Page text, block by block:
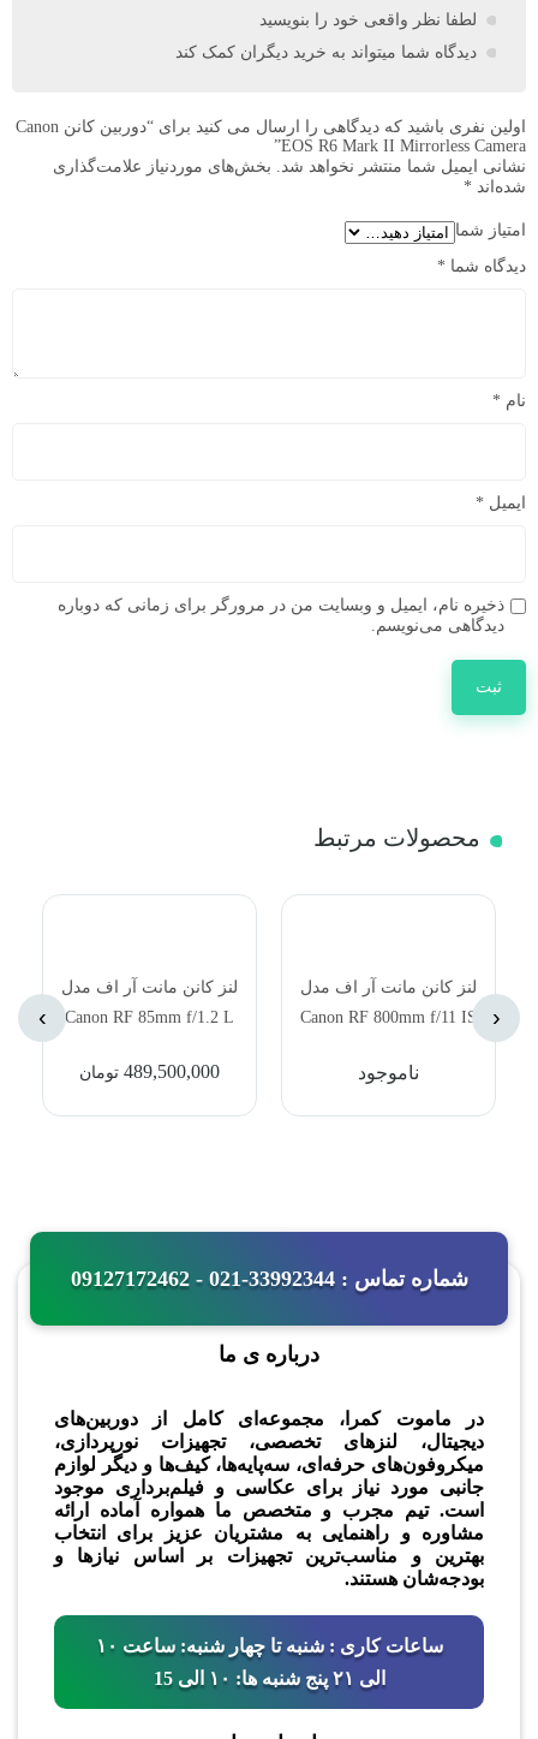
لطفا نظر واقعی خود را بنویسید
دیدگاه شما میتواند به خرید دیگران کمک کند
اولین نفری باشید که دیدگاهی را ارسال می کنید برای “دوربین کانن Canon
EOS R6 Mark II Mirrorless Camera”
نشانی ایمیل شما منتشر نخواهد شد. بخش‌های موردنیاز علامت‌گذاری
شده‌اند *
امتیاز شما
دیدگاه شما *
نام *
ایمیل *
ذخیره نام، ایمیل و وبسایت من در مرورگر برای زمانی که دوباره
دیدگاهی می‌نویسم.
محصولات مرتبط
لنز کانن مانت آر اف مدل
Canon RF 800mm f/11 IS
ناموجود
لنز کانن مانت آر اف مدل
Canon RF 85mm f/1.2 L
489,500,000 تومان
‹
›
شماره تماس : 33992344-021 - 09127172462
درباره ی ما
در ماموت کمرا، مجموعه‌ای کامل از دوربین‌های
دیجیتال، لنزهای تخصصی، تجهیزات نورپردازی،
میکروفون‌های حرفه‌ای، سه‌پایه‌ها، کیف‌ها و دیگر لوازم
جانبی مورد نیاز برای عکاسی و فیلم‌برداری موجود
است. تیم مجرب و متخصص ما همواره آماده ارائه
مشاوره و راهنمایی به مشتریان عزیز برای انتخاب
بهترین و مناسب‌ترین تجهیزات بر اساس نیازها و
بودجه‌شان هستند.
ساعات کاری : شنبه تا چهار شنبه: ساعت ۱۰
الی ۲۱ پنج شنبه ها: ۱۰ الی 15